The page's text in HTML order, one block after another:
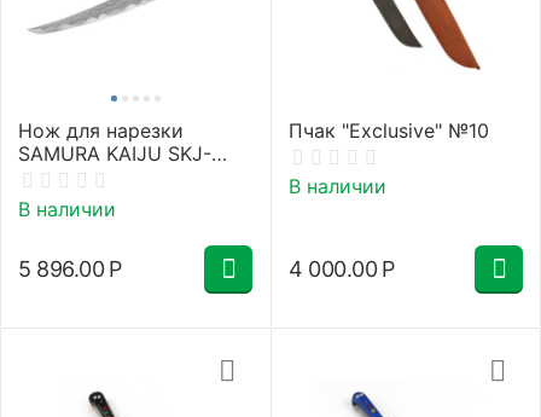
Нож для нарезки
SAMURA KAIJU SKJ-
0046T/Y
В наличии
5 896.00 Р
Пчак "Exclusive" №10
В наличии
4 000.00 Р